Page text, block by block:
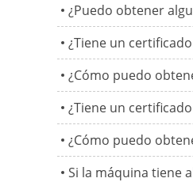
¿Puedo obtener
¿Tiene un certificado
¿Cómo puedo
¿Tiene un certificado
¿Cómo puedo
Si la máquina tiene